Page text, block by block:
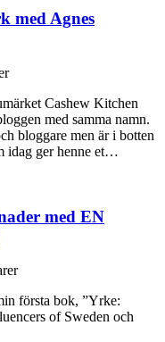
med Agnes
Cashew Kitchen
med samma namn.
bloggare men är i botten
idag ger henne et…
med EN
första bok, ”Yrke:
of Sweden och